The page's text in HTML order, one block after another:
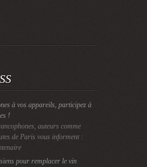
à vos appareils, participez à
!
auteurs comme
de Paris vous informent :
pour remplacer le vin